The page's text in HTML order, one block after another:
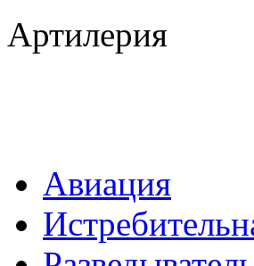
Артилерия
Авиация